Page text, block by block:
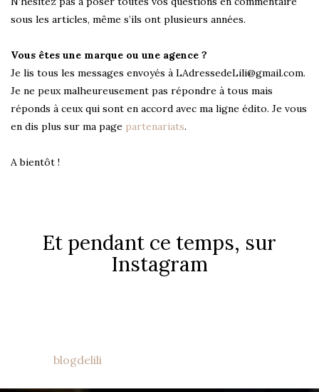
sous les articles, même s’ils ont plusieurs années.
Vous êtes une marque ou une agence ?
Je lis tous les messages envoyés à LAdressedeLili@gmail.com.
Je ne peux malheureusement pas répondre à tous mais
réponds à ceux qui sont en accord avec ma ligne édito. Je vous
en dis plus sur ma page partenariats.
A bientôt !
Et pendant ce temps, sur
Instagram
blogdelili